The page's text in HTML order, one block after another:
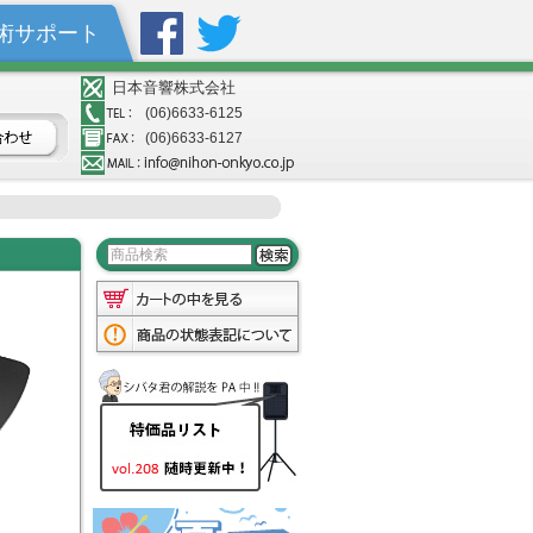
サポート
日本音響株式会社
(06)6633-6125
(06)6633-6127